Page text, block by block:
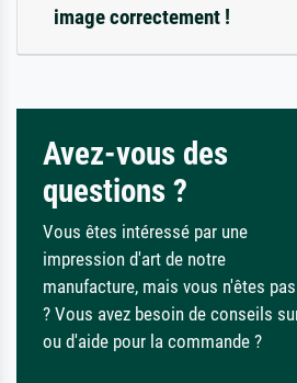
image correctement !
Avez-vous des
questions ?
Vous êtes intéressé par une
impression d'art de notre
manufacture, mais vous n'êtes
? Vous avez besoin de conseils
ou d'aide pour la commande ?